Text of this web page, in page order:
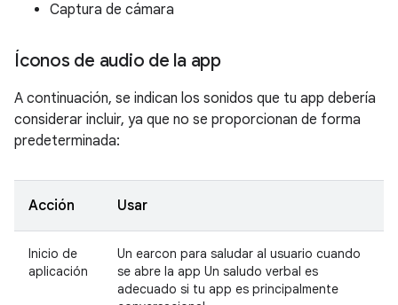
Captura de cámara
Íconos de audio de la app
A continuación, se indican los sonidos que tu app debería
considerar incluir, ya que no se proporcionan de forma
predeterminada:
Acción Usar
Inicio de
aplicación
Un earcon para saludar al usuario cuando
se abre la app Un saludo verbal es
adecuado si tu app es principalmente